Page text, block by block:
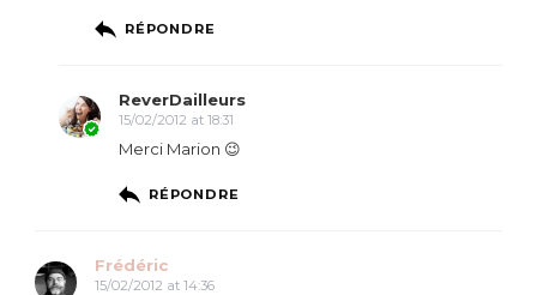
RÉPONDRE
ReverDailleurs
15/02/2012 at 18:31
Merci Marion 😉
RÉPONDRE
Frédéric
15/02/2012 at 14:36